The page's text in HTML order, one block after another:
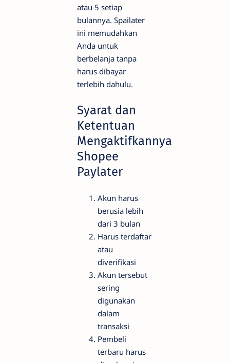
atau 5 setiap
bulannya. Spailater
ini memudahkan
Anda untuk
berbelanja tanpa
harus dibayar
terlebih dahulu.
Syarat dan
Ketentuan
Mengaktifkannya
Shopee
Paylater
Akun harus
berusia lebih
dari 3 bulan
Harus terdaftar
atau
diverifikasi
Akun tersebut
sering
digunakan
dalam
transaksi
Pembeli
terbaru harus